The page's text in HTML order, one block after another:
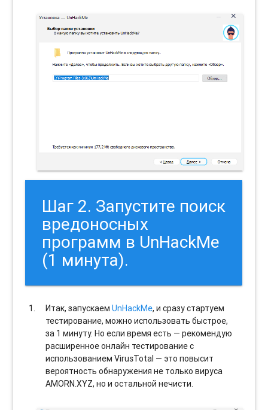
Шаг 2. Запустите поиск
вредоносных
программ в UnHackMe
(1 минута).
Итак, запускаемUnHackMe, и сразу стартуем
тестирование, можно использовать быстрое,
за 1 минуту. Но если время есть — рекомендую
расширенное онлайн тестирование с
использованием VirusTotal — это повысит
вероятность обнаружения не только вируса
AMORN.XYZ, но и остальной нечисти.